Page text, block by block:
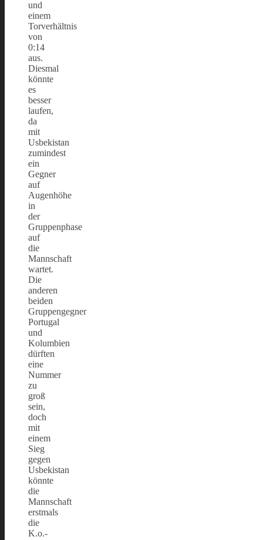
und
einem
Torverhältnis
von
0:14
aus.
Diesmal
könnte
es
besser
laufen,
da
mit
Usbekistan
zumindest
ein
Gegner
auf
Augenhöhe
in
der
Gruppenphase
auf
die
Mannschaft
wartet.
Die
anderen
beiden
Gruppengegner
Portugal
und
Kolumbien
dürften
eine
Nummer
zu
groß
sein,
doch
mit
einem
Sieg
gegen
Usbekistan
könnte
die
Mannschaft
erstmals
die
K.o.-